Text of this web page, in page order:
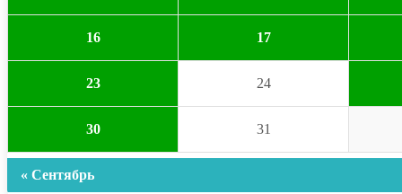
16 17
23 24
30 31
« Сентябрь